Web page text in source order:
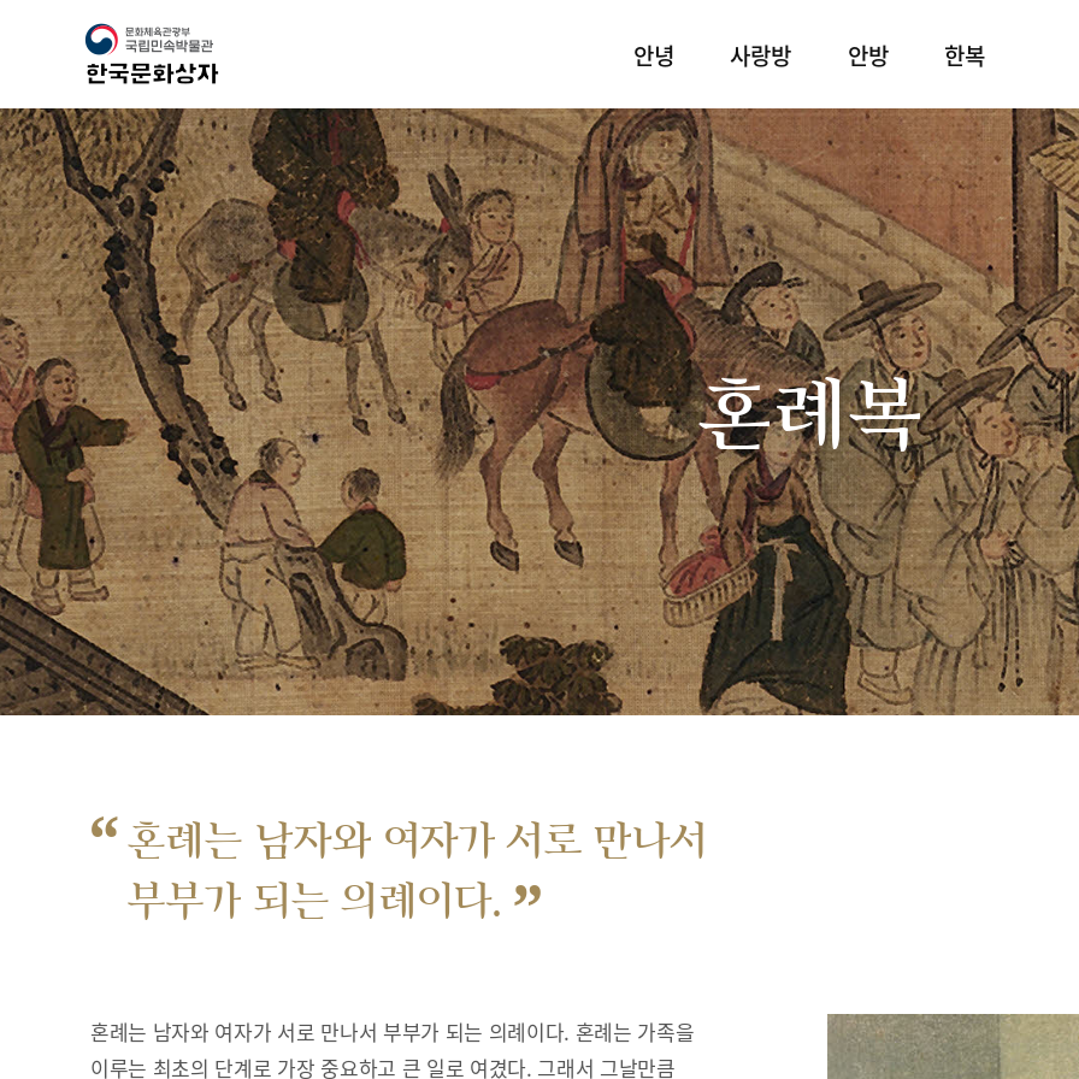
안녕 사랑방 안방 한복
혼례복
“혼례는 남자와 여자가 서로 만나서
부부가 되는 의례이다. ”
혼례는 남자와 여자가 서로 만나서 부부가 되는 의례이다. 혼례는 가족을
이루는 최초의 단계로 가장 중요하고 큰 일로 여겼다. 그래서 그날만큼